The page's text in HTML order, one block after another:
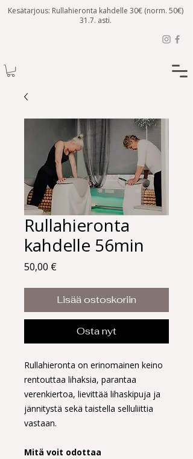
Kesätarjous: Rullahieronta kahdelle 30€ (norm. 50€)
31.7. asti.
Rullahieronta
kahdelle 56min
50,00 €
Lisää ostoskoriin
Osta nyt
Rullahieronta on erinomainen keino
rentouttaa lihaksia, parantaa
verenkiertoa, lievittää lihaskipuja ja
jännitystä sekä taistella selluliittia
vastaan.
Mitä voit odottaa